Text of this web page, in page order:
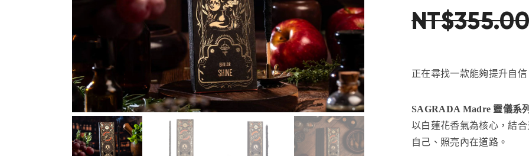
NT$355.00
正在尋找一款能夠提升自
SAGRADA Madre 靈儀系
以白蓮花香氣為核心，結
自己、照亮內在道路。